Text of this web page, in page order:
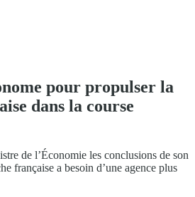
pour propulser la
dans la course
de l’Économie les conclusions de son
française a besoin d’une agence plus